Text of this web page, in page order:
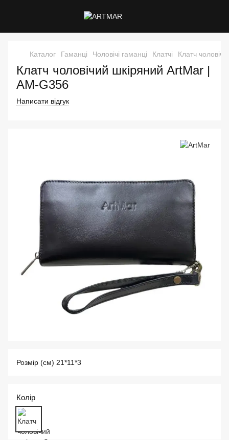
Каталог Гаманці Чоловічі гаманці Клатчі Клатч
Клатч чоловічий шкіряний ArtMar |
AM-G356
Написати відгук
Розмір (см) 21*11*3
Колір